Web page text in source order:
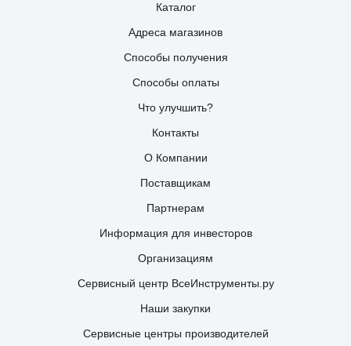
Каталог
Адреса магазинов
Способы получения
Способы оплаты
Что улучшить?
Контакты
О Компании
Поставщикам
Партнерам
Информация для инвесторов
Организациям
Сервисный центр ВсеИнструменты.ру
Наши закупки
Сервисные центры производителей